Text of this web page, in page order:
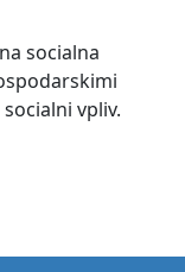
socialna
vpliv.